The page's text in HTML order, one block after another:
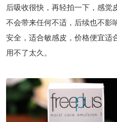
后吸收很快，再轻拍一下，感觉
不会带来任何不适，后续也不影
安全，适合敏感皮，价格便宜适
用不了太久。